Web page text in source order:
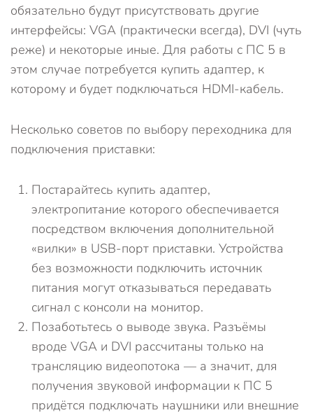
обязательно будут присутствовать другие
интерфейсы: VGA (практически всегда), DVI (чуть
реже) и некоторые иные. Для работы с ПС 5 в
этом случае потребуется купить адаптер, к
которому и будет подключаться HDMI-кабель.
Несколько советов по выбору переходника для
подключения приставки:
Постарайтесь купить адаптер,
электропитание которого обеспечивается
посредством включения дополнительной
«вилки» в USB-порт приставки. Устройства
без возможности подключить источник
питания могут отказываться передавать
сигнал с консоли на монитор.
Позаботьтесь о выводе звука. Разъёмы
вроде VGA и DVI рассчитаны только на
трансляцию видеопотока — а значит, для
получения звуковой информации к ПС 5
придётся подключать наушники или внешние